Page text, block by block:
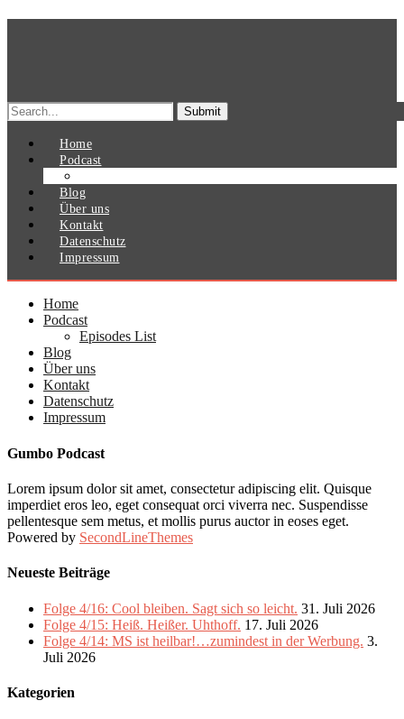
Search
for:
Home
Podcast
Blog
Über uns
Kontakt
Datenschutz
Impressum
Home
Podcast
Episodes List
Blog
Über uns
Kontakt
Datenschutz
Impressum
Gumbo Podcast
Lorem ipsum dolor sit amet, consectetur adipiscing elit. Quisque
imperdiet eros leo, eget consequat orci viverra nec. Suspendisse
pellentesque sem metus, et mollis purus auctor in eoses eget.
Powered by SecondLineThemes
Neueste Beiträge
Folge 4/16: Cool bleiben. Sagt sich so leicht. 31. Juli 2026
Folge 4/15: Heiß. Heißer. Uhthoff. 17. Juli 2026
Folge 4/14: MS ist heilbar!…zumindest in der Werbung. 3.
Juli 2026
Kategorien